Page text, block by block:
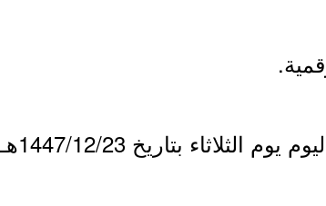
1447/12/23هـ الموافق 2026/06/09م.